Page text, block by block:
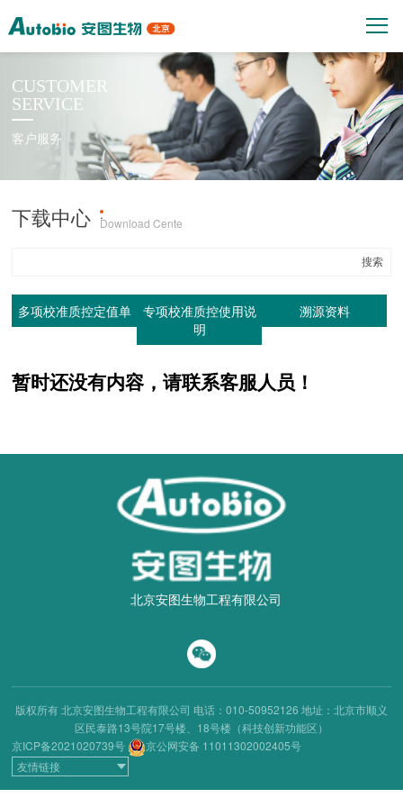
CUSTOMER
SERVICE
客户服务
下载中心 ·Download Cente
多项校准质控定值单
专项校准质控使用说
明
溯源资料
暂时还没有内容，请联系客服人员！
北京安图生物工程有限公司
版权所有 北京安图生物工程有限公司 电话：010-50952126 地址：北京市顺义
区民泰路13号院17号楼、18号楼（科技创新功能区）
京ICP备2021020739号
京公网安备 11011302002405号